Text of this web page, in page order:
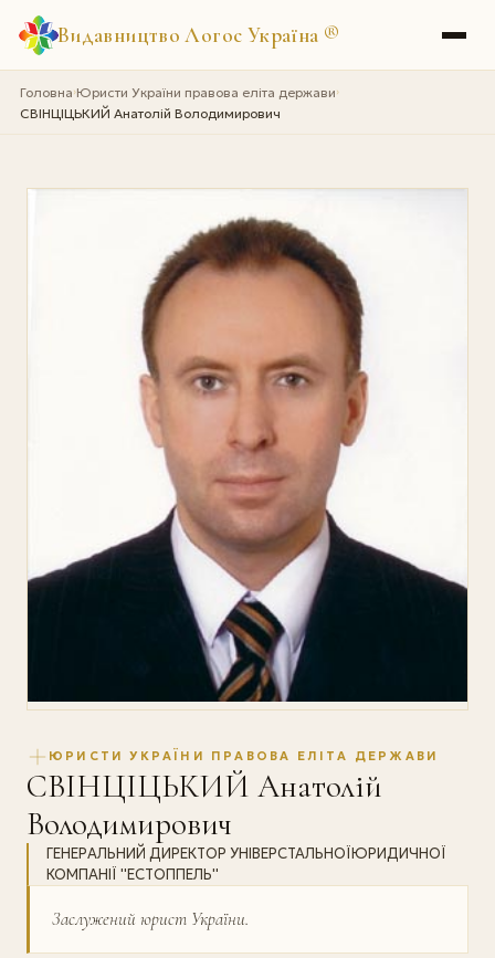
Видавництво Логос Україна ®
Головна›Юристи України правова еліта держави›
СВІНЦІЦЬКИЙ Анатолій Володимирович
ЮРИСТИ УКРАЇНИ ПРАВОВА ЕЛІТА ДЕРЖАВИ
СВІНЦІЦЬКИЙ Анатолій
Володимирович
ГЕНЕРАЛЬНИЙ ДИРЕКТОР УНІВЕРСТАЛЬНОЇЮРИДИЧНОЇ
КОМПАНІЇ ''ЕСТОППЕЛЬ''
Заслужений юрист України.